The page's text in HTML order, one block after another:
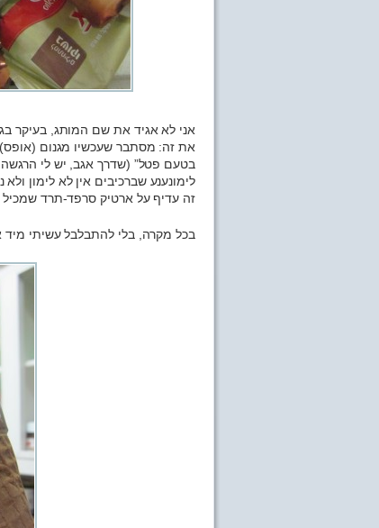
אני לא אגיד את שם המותג, בעיקר
את זה: מסתבר שעכשיו מגנום (אופס)
בטעם פטל” (שדרך אגב, יש לי
לימונענע שברכיבים אין לא לימון
זה עדיף על ארטיק סרפד-תרד שמכיל
בכל מקרה, בלי להתבלבל עשיתי